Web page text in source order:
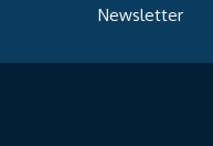
Newsletter